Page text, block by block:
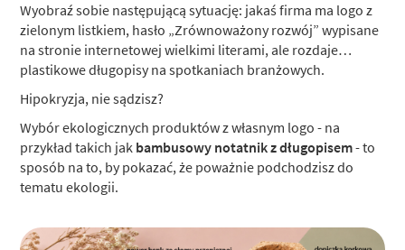
Wyobraź sobie następującą sytuację: jakaś firma ma logo z
zielonym listkiem, hasło „Zrównoważony rozwój” wypisane
na stronie internetowej wielkimi literami, ale rozdaje…
plastikowe długopisy na spotkaniach branżowych.
Hipokryzja, nie sądzisz?
Wybór ekologicznych produktów z własnym logo - na
przykład takich jak bambusowy notatnik z długopisem- to
sposób na to, by pokazać, że poważnie podchodzisz do
tematu ekologii.